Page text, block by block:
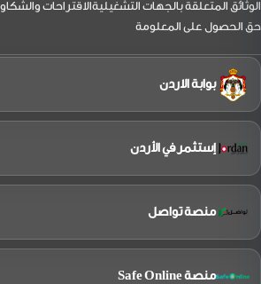
الوثائق المتعلقة بالجهات التشغيليةالاقتراحات
حق الحصول على المعلومة
بوابة الاردن
إستثمر في الأردن
منصة تواصل
منصة Safe Online